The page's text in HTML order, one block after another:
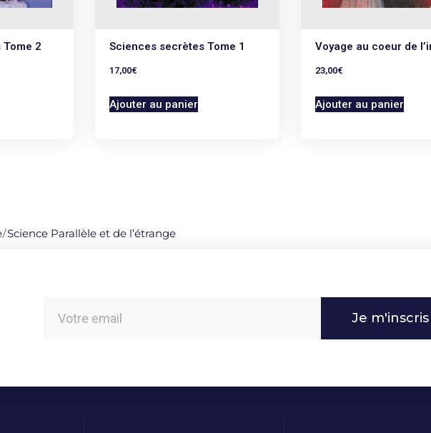
Tome 2 Sciences secrètes Tome 1
17,00€
Ajouter au panier
Voyage au coeur de
23,00€
Ajouter au panier
/Science Parallèle et de l’étrange
Je m'inscris